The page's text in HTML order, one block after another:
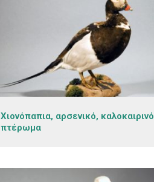
Χιονόπαπια, αρσενικό, καλοκαιρινό
πτέρωμα